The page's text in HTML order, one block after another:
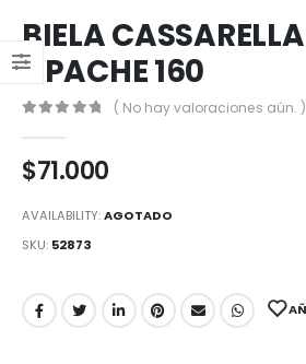
BIELA
APACHE 160
( No hay valoraciones aún. )
$71.000
AVAILABILITY:AGOTADO
SKU: 52873